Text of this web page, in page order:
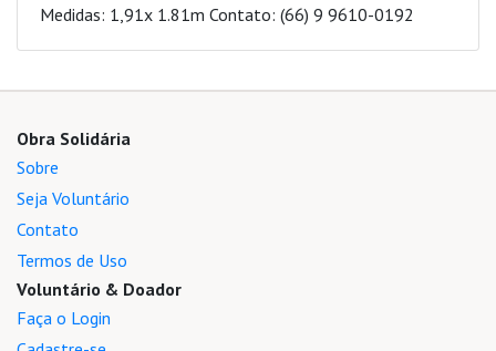
Medidas: 1,91x 1.81m Contato: (66) 9 9610-0192
Obra Solidária
Sobre
Seja Voluntário
Contato
Termos de Uso
Voluntário & Doador
Faça o Login